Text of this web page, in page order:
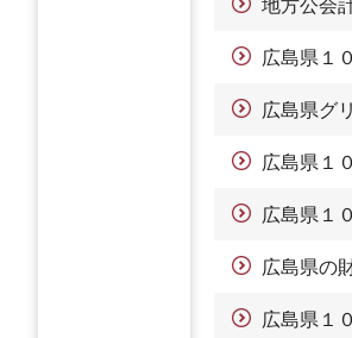
広島県１
広島県グ
広島県１
広島県１
広島県の
広島県１